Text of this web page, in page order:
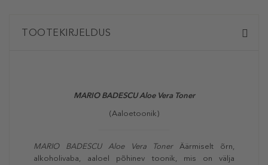
TOOTEKIRJELDUS
MARIO BADESCU Aloe Vera Toner
(Aaloetoonik)
MARIO BADESCU Aloe Vera TonerÄärmiselt õrn,
alkoholivaba, aaloel põhinev toonik, mis on välja